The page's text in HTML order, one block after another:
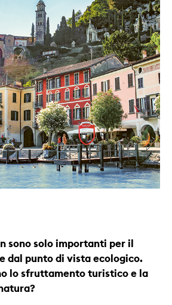
sono solo importanti per il
dal punto di vista ecologico.
lo sfruttamento turistico e la